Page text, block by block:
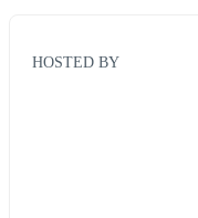
HOSTED BY